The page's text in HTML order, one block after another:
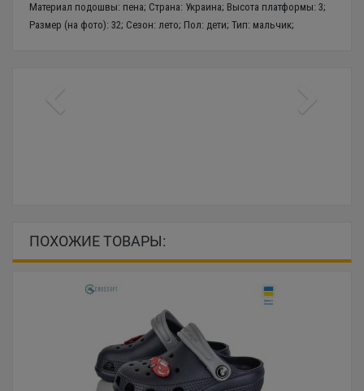
Материал подошвы: пена; Страна: Украина; Высота платформы: 3;
Размер (на фото): 32; Сезон: лето; Пол: дети; Тип: мальчик;
ПОХОЖИЕ ТОВАРЫ: